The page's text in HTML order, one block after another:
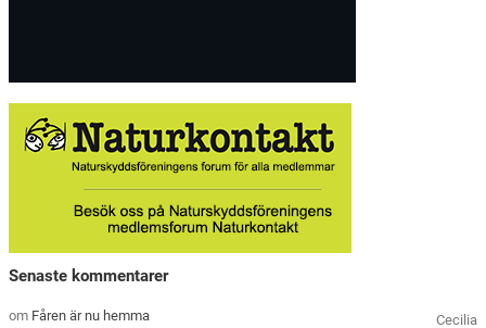
Senaste kommentarer
Cecilia
om Fåren är nu hemma